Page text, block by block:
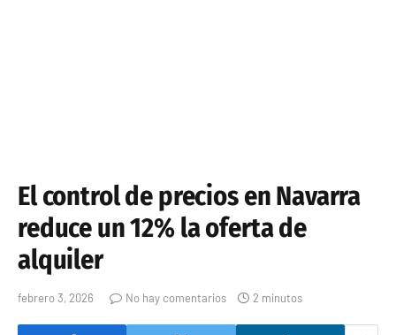
El control de precios en Navarra
reduce un 12% la oferta de
alquiler
febrero 3, 2026 No hay comentarios 2 minutos